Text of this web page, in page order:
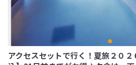
アクセスセットで行く！夏旅２０